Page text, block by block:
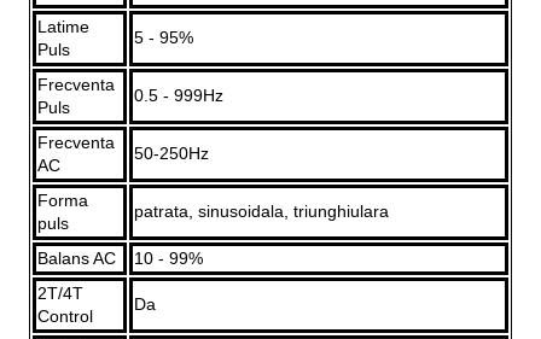
Latime
Puls
5 - 95%
Frecventa
Puls
0.5 - 999Hz
Frecventa
AC
50-250Hz
Forma
puls
patrata, sinusoidala, triunghiulara
Balans AC
10 - 99%
2T/4T
Control
Da